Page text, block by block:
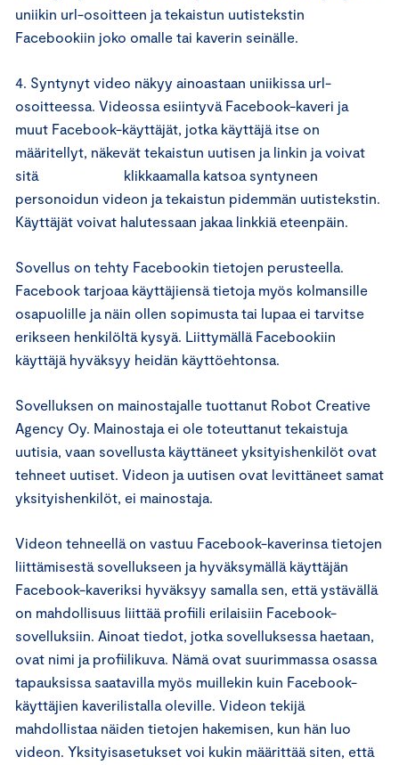
uniikin url-osoitteen ja tekaistun uutistekstin
Facebookiin joko omalle tai kaverin seinälle.
4. Syntynyt video näkyy ainoastaan uniikissa url-
osoitteessa. Videossa esiintyvä Facebook-kaveri ja
muut Facebook-käyttäjät, jotka käyttäjä itse on
määritellyt, näkevät tekaistun uutisen ja linkin ja voivat
sitä klikkaamalla katsoa syntyneen
personoidun videon ja tekaistun pidemmän uutistekstin.
Käyttäjät voivat halutessaan jakaa linkkiä eteenpäin.
Sovellus on tehty Facebookin tietojen perusteella.
Facebook tarjoaa käyttäjiensä tietoja myös kolmansille
osapuolille ja näin ollen sopimusta tai lupaa ei tarvitse
erikseen henkilöltä kysyä. Liittymällä Facebookiin
käyttäjä hyväksyy heidän käyttöehtonsa.
Sovelluksen on mainostajalle tuottanut Robot Creative
Agency Oy. Mainostaja ei ole toteuttanut tekaistuja
uutisia, vaan sovellusta käyttäneet yksityishenkilöt ovat
tehneet uutiset. Videon ja uutisen ovat levittäneet samat
yksityishenkilöt, ei mainostaja.
Videon tehneellä on vastuu Facebook-kaverinsa tietojen
liittämisestä sovellukseen ja hyväksymällä käyttäjän
Facebook-kaveriksi hyväksyy samalla sen, että ystävällä
on mahdollisuus liittää profiili erilaisiin Facebook-
sovelluksiin. Ainoat tiedot, jotka sovelluksessa haetaan,
ovat nimi ja profiilikuva. Nämä ovat suurimmassa osassa
tapauksissa saatavilla myös muillekin kuin Facebook-
käyttäjien kaverilistalla oleville. Videon tekijä
mahdollistaa näiden tietojen hakemisen, kun hän luo
videon. Yksityisasetukset voi kukin määrittää siten, että